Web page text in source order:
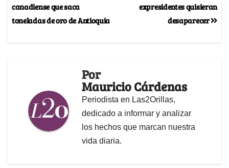
expresidentes quisieran
desaparecer
canadiense que saca
toneladas de oro de Antioquia
Por
Mauricio Cárdenas
Periodista en Las2Orillas,
dedicado a informar y analizar
los hechos que marcan nuestra
vida diaria.